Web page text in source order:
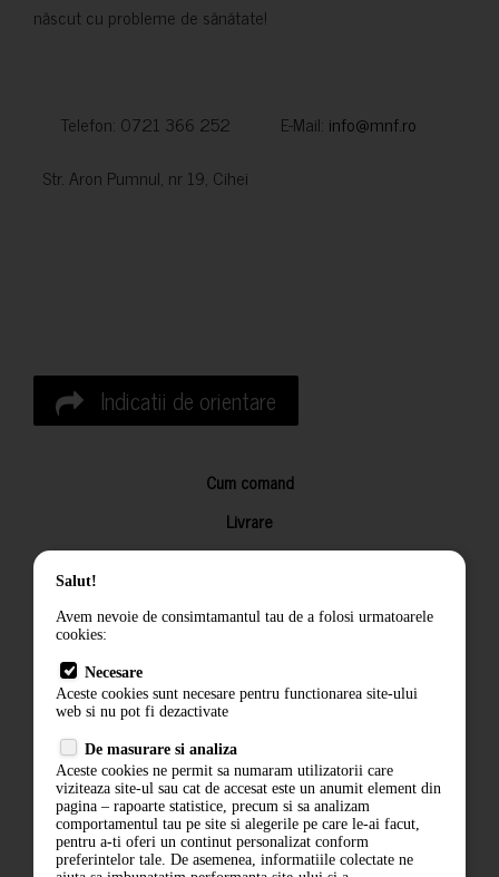
născut cu probleme de sănătate!
Telefon: 0721 366 252 E-Mail: info@mnf.ro
Str. Aron Pumnul, nr 19, Cihei
Indicatii de orientare
Cum comand
Livrare
Returnarea produselor
Termeni si conditii
Politica de confidentialitate
ANPC
Salut!
Avem nevoie de consimtamantul tau de a folosi urmatoarele
cookies:
Necesare
Aceste cookies sunt necesare pentru functionarea site-ului
web si nu pot fi dezactivate
De masurare si analiza
Aceste cookies ne permit sa numaram utilizatorii care
viziteaza site-ul sau cat de accesat este un anumit element din
pagina – rapoarte statistice, precum si sa analizam
comportamentul tau pe site si alegerile pe care le-ai facut,
pentru a-ti oferi un continut personalizat conform
preferintelor tale. De asemenea, informatiile colectate ne